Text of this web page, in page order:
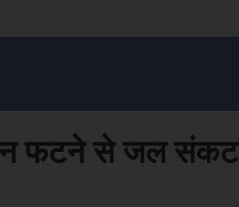
फटने से जल संकट